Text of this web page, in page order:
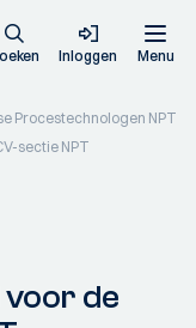
Inloggen Menu
Procestechnologen NPT
sectie NPT
voor de